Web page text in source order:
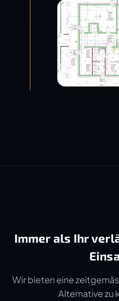
Immer als Ihr
Wir bieten eine
Alternative zu